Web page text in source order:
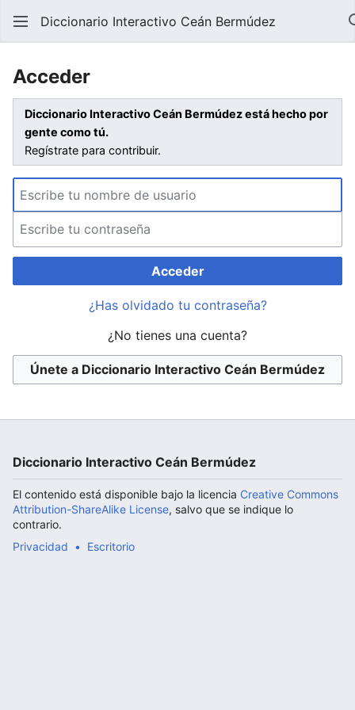
Abrir menú principal
Diccionario Interactivo Ceán Bermúdez
Acceder
Diccionario Interactivo Ceán Bermúdez está hecho por
gente como tú.
Regístrate para contribuir.
Acceder
¿Has olvidado tu contraseña?
¿No tienes una cuenta?
Únete a Diccionario Interactivo Ceán Bermúdez
Diccionario Interactivo Ceán Bermúdez
El contenido está disponible bajo la licencia Creative Commons
Attribution-ShareAlike License, salvo que se indique lo
contrario.
Privacidad
Escritorio